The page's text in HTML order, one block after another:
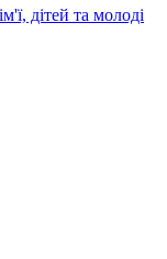
дітей та молоді